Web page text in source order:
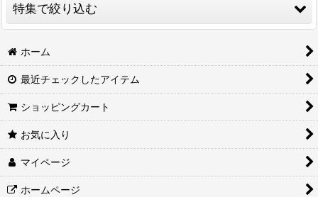
絞り込む
特集で絞り込む
醤油
徑山寺味噌
味噌
合わせ味噌
赤味噌
ホーム
最近チェックしたアイテム
ショッピングカート
お気に入り
マイページ
ホームページ